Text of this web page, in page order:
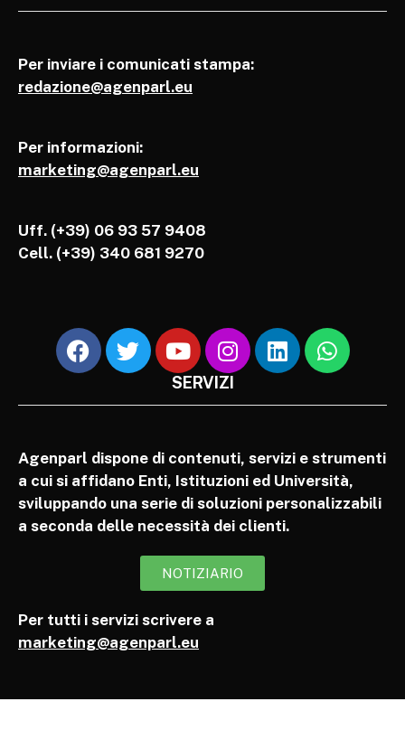
Per inviare i comunicati stampa:
redazione@agenparl.eu
Per informazioni:
marketing@agenparl.eu
Uff. (+39) 06 93 57 9408
Cell. (+39) 340 681 9270
SERVIZI
Agenparl dispone di contenuti, servizi e strumenti
a cui si affidano Enti, Istituzioni ed Università,
sviluppando una serie di soluzioni personalizzabili
a seconda delle necessità dei clienti.
NOTIZIARIO
Per tutti i servizi scrivere a
marketing@agenparl.eu